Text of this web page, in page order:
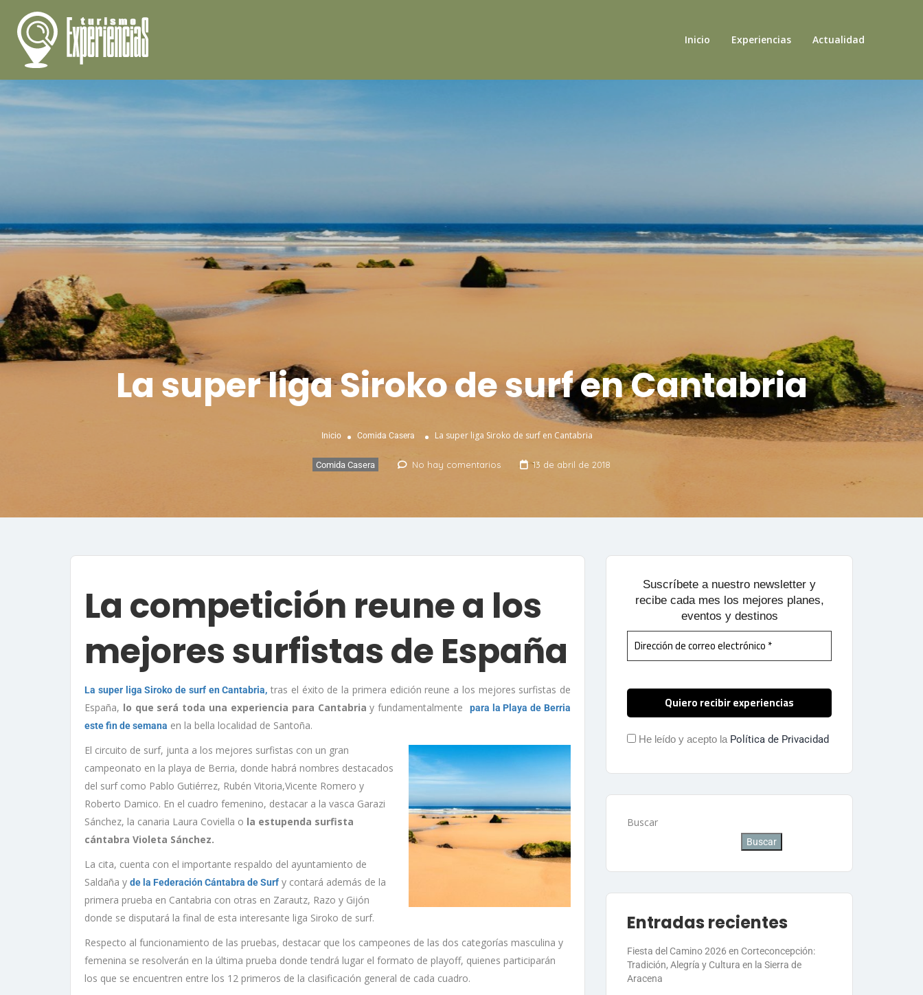
Inicio Experiencias Actualidad
La super liga Siroko de surf en Cantabria
Inicio Comida Casera La super liga Siroko de surf en Cantabria
Comida Casera No hay comentarios 13 de abril de 2018
La competición reune a los
mejores surfistas de España
La super liga Siroko de surf en Cantabria, tras el éxito de la primera edición reune a los mejores surfistas de
España, lo que será toda una experiencia para Cantabria y fundamentalmente
para la Playa de Berria
este fin de semana en la bella localidad de Santoña.
El circuito de surf, junta a los mejores surfistas con un gran
campeonato en la playa de Berria, donde habrá nombres destacados
del surf como Pablo Gutiérrez, Rubén Vitoria,Vicente Romero y
Roberto Damico. En el cuadro femenino, destacar a la vasca Garazi
Sánchez, la canaria Laura Coviella o la estupenda surfista
cántabra Violeta Sánchez.
La cita, cuenta con el importante respaldo del ayuntamiento de
Saldaña y de la Federación Cántabra de Surf y contará además de la
primera prueba en Cantabria con otras en Zarautz, Razo y Gijón
donde se disputará la final de esta interesante liga Siroko de surf.
Respecto al funcionamiento de las pruebas, destacar que los campeones de las dos categorías masculina y
femenina se resolverán en la última prueba donde tendrá lugar el formato de playoff, quienes participarán
los que se encuentren entre los 12 primeros de la clasificación general de cada cuadro.
Suscríbete a nuestro newsletter y
recibe cada mes los mejores planes,
eventos y destinos
He leído y acepto la Política de Privacidad
Buscar
Buscar
Entradas recientes
Fiesta del Camino 2026 en Corteconcepción:
Tradición, Alegría y Cultura en la Sierra de
Aracena